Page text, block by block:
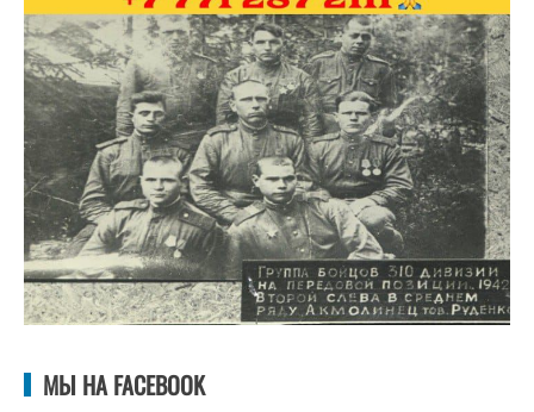
МЫ НА FACEBOOK